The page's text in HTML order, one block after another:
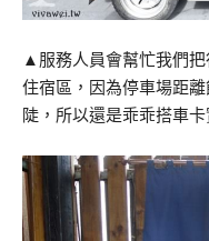
▲服務人員會幫忙我們把
住宿區，因為停車場距
陡，所以還是乖乖搭車卡